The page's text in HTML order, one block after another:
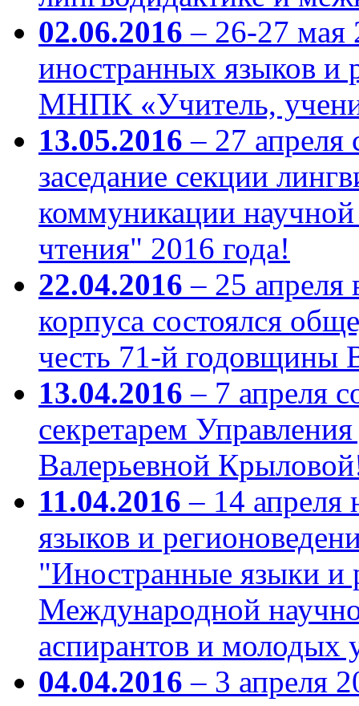
02.06.2016 – 26-27 мая
иностранных языков и
МНПК «Учитель,
13.05.2016 – 27 апреля
заседание секции
коммуникации
чтения" 2016 года!
22.04.2016 – 25 апреля
корпуса состоялся
честь 71-й годовщины
13.04.2016 – 7 апреля
секретарем
Валерьевной
11.04.2016 – 14 апреля
языков и
"Иностранные языки и
Международной
аспирантов и
04.04.2016 – 3 апреля